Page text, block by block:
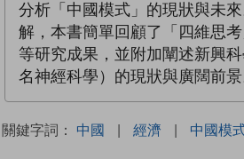
分析「中國模式」的現狀與未
解，本書簡單回顧了「四維思考
等研究成果，並附加闡述新興
名神經科學）的現狀與廣闊前景
關鍵字詞： 中國 | 經濟 | 中國模